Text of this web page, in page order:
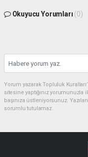
Okuyucu Yorumları (0)
Yorum yazarak Topluluk
sitesine yaptığınız
başınıza üstleniyorsunuz.
sorumlu tutulamaz.